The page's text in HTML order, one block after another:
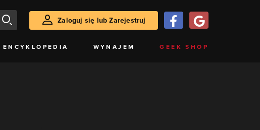
Zaloguj się lub Zarejestruj
ENCYKLOPEDIA WYNAJEM GEEK SHOP